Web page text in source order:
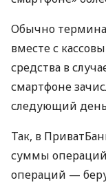
Обычно
вместе с
средства в
смартфоне
следующий
Так, в
суммы
операций —